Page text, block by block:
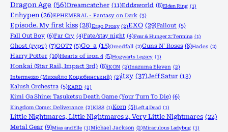
Dragon Age (56)Dreamcatcher (11)Eddsworld (8)Elden Ring (1)
Enhypen (26)EPHEMERAL - Fantasy on Dark (3)
Episode. My first kiss (28)Ergo Proxy (2)EXO (29)Fallout (5)
Fall Out Boy (6)Far Cry (4)Fate/stay night (4)Fear & Hunger 2: Termina (1)
Ghost (гурт) (7)GOT7 (5)Go_a (15)Greedfall (2)Guns N' Roses (8)Hades (2)
Harry Potter (10)Hearts of iron 4 (5)Hogwarts Legacy (1)
Honkai (Star Rail, Impact 3rd) (8)iKON (2)Inazuma Eleven (2)
Intermezzo (Михайло Коцюбинський) (2)itzy (37)Jeff Satur (13)
Kalush Orchestra (5)KARD (2)
Kimi Ga Shine: Tasuketsu Death Game (Your Turn To Die) (6)
Kingdom Come: Deliverance (2)KISS (1)Korn (5)Left 4 Dead (1)
Little Nightmares, Little Nightmares 2, Very Little Nightmares (22)
Metal Gear (9)Mias and Elle (1)Michael Jackson (2)Miraculous Ladybug (1)